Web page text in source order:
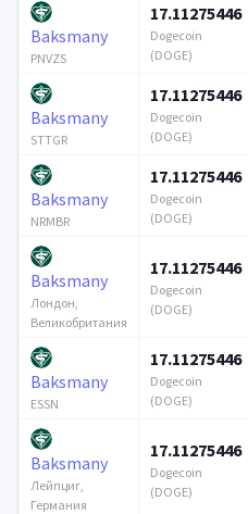
Baksmany
PNVZS
17.11275446
Dogecoin
(DOGE)
Baksmany
STTGR
17.11275446
Dogecoin
(DOGE)
Baksmany
NRMBR
17.11275446
Dogecoin
(DOGE)
Baksmany
Лондон,
Великобритания
17.11275446
Dogecoin
(DOGE)
Baksmany
ESSN
17.11275446
Dogecoin
(DOGE)
Baksmany
Лейпциг,
Германия
17.11275446
Dogecoin
(DOGE)